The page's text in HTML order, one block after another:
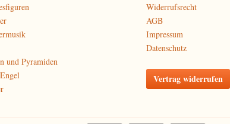
und Pyramiden
Widerrufsrecht
AGB
Impressum
Datenschutz
Vertrag widerrufen